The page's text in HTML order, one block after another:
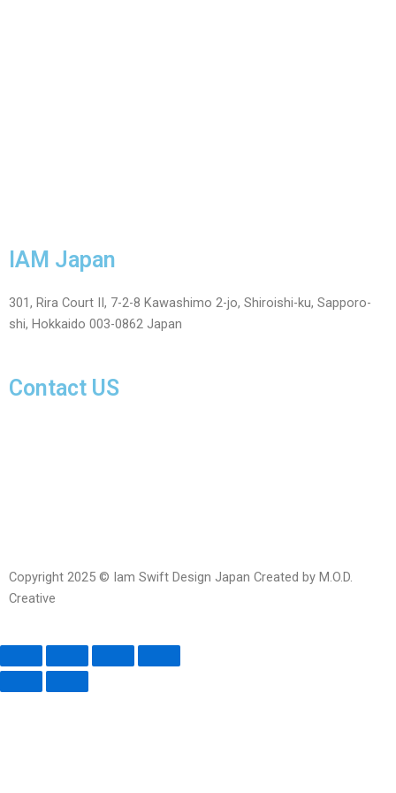
IAM Japan
301, Rira Court II, 7-2-8 Kawashimo 2-jo, Shiroishi-ku, Sapporo-
shi, Hokkaido 003-0862 Japan
Contact US
Copyright 2025 © Iam Swift Design Japan Created by M.O.D.
Creative